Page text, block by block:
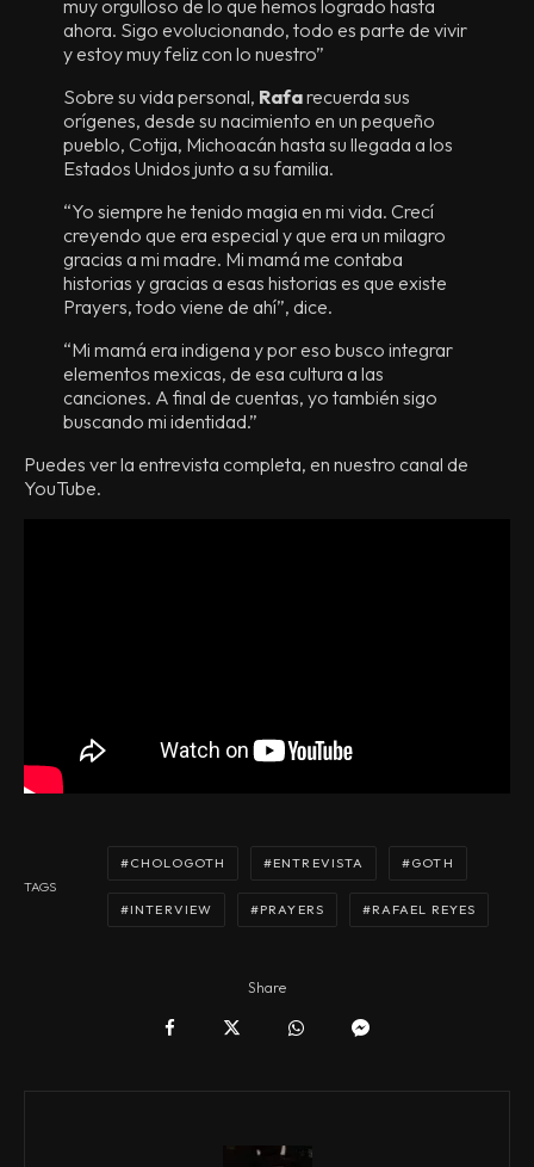
muy orgulloso de lo que hemos logrado hasta
ahora. Sigo evolucionando, todo es parte de vivir
y estoy muy feliz con lo nuestro”
Sobre su vida personal, Rafarecuerda sus
orígenes, desde su nacimiento en un pequeño
pueblo, Cotija, Michoacán hasta su llegada a los
Estados Unidos junto a su familia.
“Yo siempre he tenido magia en mi vida. Crecí
creyendo que era especial y que era un milagro
gracias a mi madre. Mi mamá me contaba
historias y gracias a esas historias es que existe
Prayers, todo viene de ahí”, dice.
“Mi mamá era indigena y por eso busco integrar
elementos mexicas, de esa cultura a las
canciones. A final de cuentas, yo también sigo
buscando mi identidad.”
Puedes ver la entrevista completa, en nuestro canal de
YouTube.
TAGS
CHOLOGOTH ENTREVISTA GOTH
INTERVIEW PRAYERS RAFAEL REYES
Share